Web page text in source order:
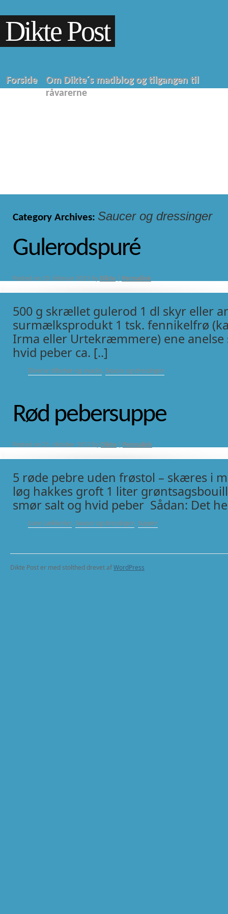
Dikte Post
Forside
Om Dikte´s madblog og tilgangen til
råvarerne
Category Archives: Saucer og dressinger
Gulerodspuré
Posted on 10. februar 2013 by Dikte Permalink
500 g skrællet gulerod 1 dl skyr eller
surmælksprodukt 1 tsk. fennikelfrø
Irma eller Urtekræmmere) ene anelse
hvid peber ca. [..]
Diverse tilbehør og snacks, Saucer og dressinger
Rød pebersuppe
Posted on 21. oktober 2012 by Dikte Permalink
5 røde pebre uden frøstol – skæres i
løg hakkes groft 1 liter
smør salt og hvid peber Sådan: Det
Lune Lækkerier, Saucer og dressinger, Supper
Dikte Post er med stolthed drevet afWordPress